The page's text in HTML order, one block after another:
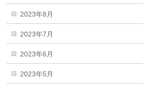
2023年8月
2023年7月
2023年6月
2023年5月